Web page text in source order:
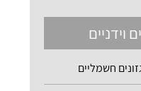
וידניים
חשמליים